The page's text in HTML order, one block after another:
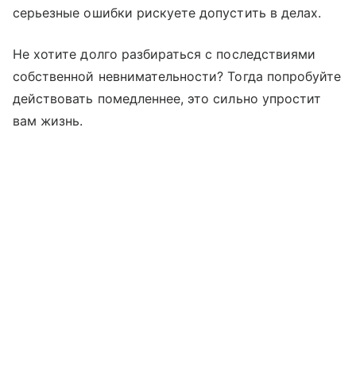
серьезные ошибки рискуете допустить в делах.
Не хотите долго разбираться с последствиями
собственной невнимательности? Тогда попробуйте
действовать помедленнее, это сильно упростит
вам жизнь.